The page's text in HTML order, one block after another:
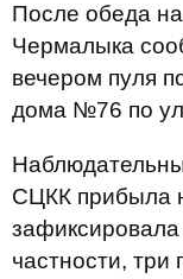
После обеда
Чермалыка
вечером пуля
дома №76 по
СЦКК прибыла
частности, три